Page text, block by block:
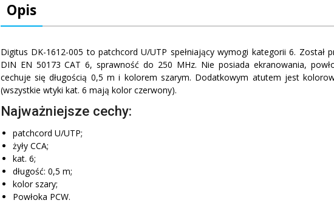
Opis
Digitus DK-1612-005 to patchcord U/UTP spełniający wymogi kategorii 6. Został
DIN EN 50173 CAT 6, sprawność do 250 MHz. Nie posiada ekranowania,
cechuje się długością 0,5 m i kolorem szarym. Dodatkowym atutem jest
(wszystkie wtyki kat. 6 mają kolor czerwony).
Najważniejsze cechy:
patchcord U/UTP;
żyły CCA;
kat. 6;
długość: 0,5 m;
kolor szary;
Powłoka PCW.